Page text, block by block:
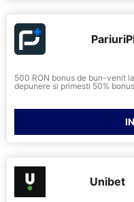
500 RON bonus de bun-venit
depunere si primesti 50%
Unibet